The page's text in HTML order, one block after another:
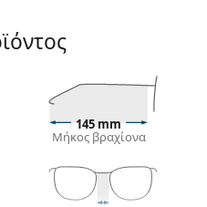
αυτά τα γυαλιά ηλίου
καθρέφτη του
ταιριάζει απόλυτα με
ξανθά μαλλιά.
ηλίου είναι
145 mm
Μήκος βραχίονα